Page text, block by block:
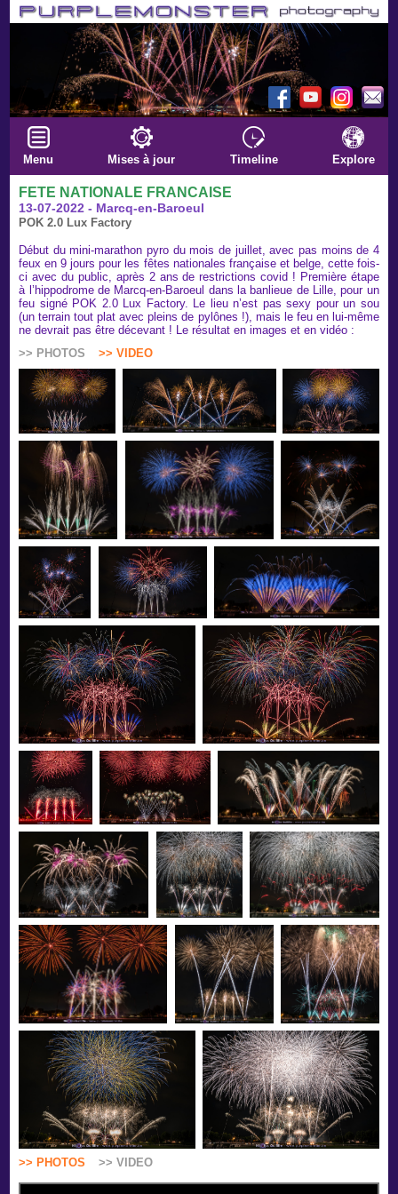
Menu Mises à jour Timeline Explore
FETE NATIONALE FRANCAISE
13-07-2022 - Marcq-en-Baroeul
POK 2.0 Lux Factory
Début du mini-marathon pyro du mois de juillet, avec pas moins de 4
feux en 9 jours pour les fêtes nationales française et belge, cette fois-
ci avec du public, après 2 ans de restrictions covid ! Première étape
à l’hippodrome de Marcq-en-Baroeul dans la banlieue de Lille, pour un
feu signé POK 2.0 Lux Factory. Le lieu n’est pas sexy pour un sou
(un terrain tout plat avec pleins de pylônes !), mais le feu en lui-même
ne devrait pas être décevant ! Le résultat en images et en vidéo :
>> PHOTOS
>> VIDEO
>> PHOTOS >> VIDEO